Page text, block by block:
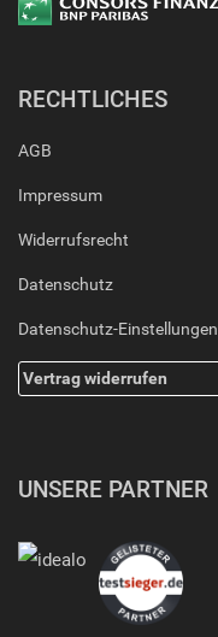
RECHTLICHES
AGB
Impressum
Widerrufsrecht
Datenschutz
Datenschutz-Einstellungen
Vertrag widerrufen
UNSERE PARTNER